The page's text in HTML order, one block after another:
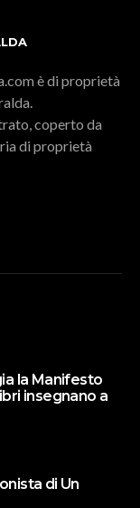
è di proprietà
coperto da
di proprietà
la Manifesto
insegnano a
di Un